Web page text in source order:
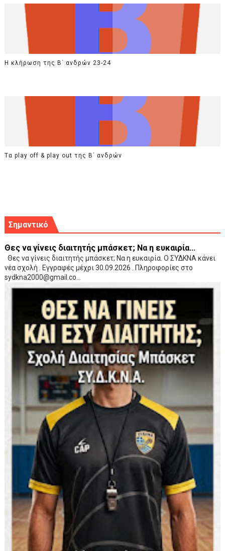
Η κλήρωση της Β΄ ανδρών 23-24
Tα play off & play out της Β΄ ανδρών
Σημαντικό
Θες να γίνεις διαιτητής μπάσκετ; Να η ευκαιρία...
Θες να γίνεις διαιτητής μπάσκετ; Να η ευκαιρία. Ο ΣΥΔΚΝΑ κάνει
νέα σχολή . Εγγραφές μέχρι 30.09.2026 . Πληροφορίες στο
sydkna2000@gmail.co...